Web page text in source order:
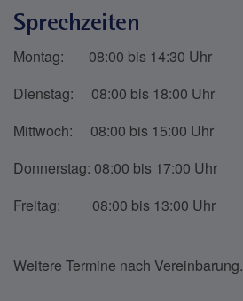
Sprechzeiten
Montag: 08:00 bis 14:30 Uhr
Dienstag: 08:00 bis 18:00 Uhr
Mittwoch: 08:00 bis 15:00 Uhr
Donnerstag: 08:00 bis 17:00 Uhr
Freitag: 08:00 bis 13:00 Uhr
Weitere Termine nach Vereinbarung.